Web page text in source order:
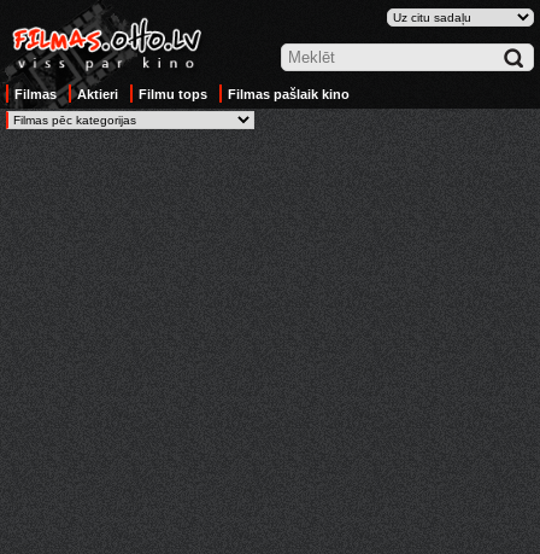
Filmas Aktieri Filmu tops Filmas pašlaik kino